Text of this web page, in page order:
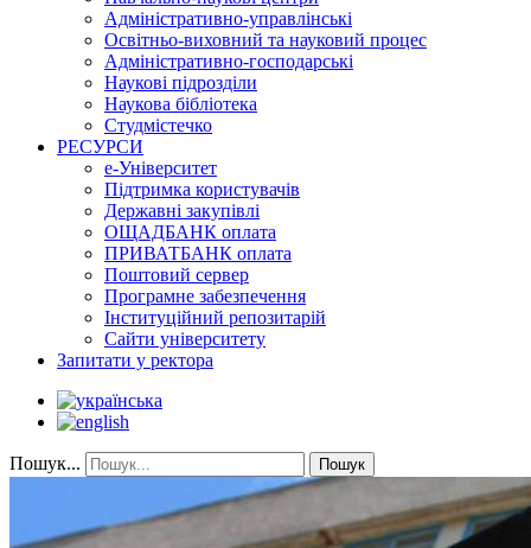
Адміністративно-управлінські
Освітньо-виховний та науковий процес
Адміністративно-господарські
Наукові підрозділи
Наукова бібліотека
Студмістечко
РЕСУРСИ
е-Університет
Підтримка користувачів
Державні закупівлі
ОЩАДБАНК оплата
ПРИВАТБАНК оплата
Поштовий сервер
Програмне забезпечення
Інституційний репозитарій
Сайти університету
Запитати у ректора
Пошук... Пошук